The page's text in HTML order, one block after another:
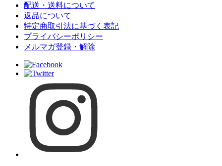
配送・送料について
返品について
特定商取引法に基づく表記
プライバシーポリシー
メルマガ登録・解除